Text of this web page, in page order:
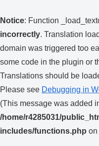
Notice: Function
incorrectly. Translation
domain was triggered too
some code in the plugin or
Translations should be
Please see Debugging in
(This message was added
/home/r4285031/
includes/functions.php on